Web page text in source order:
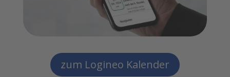
zum Logineo Kalender